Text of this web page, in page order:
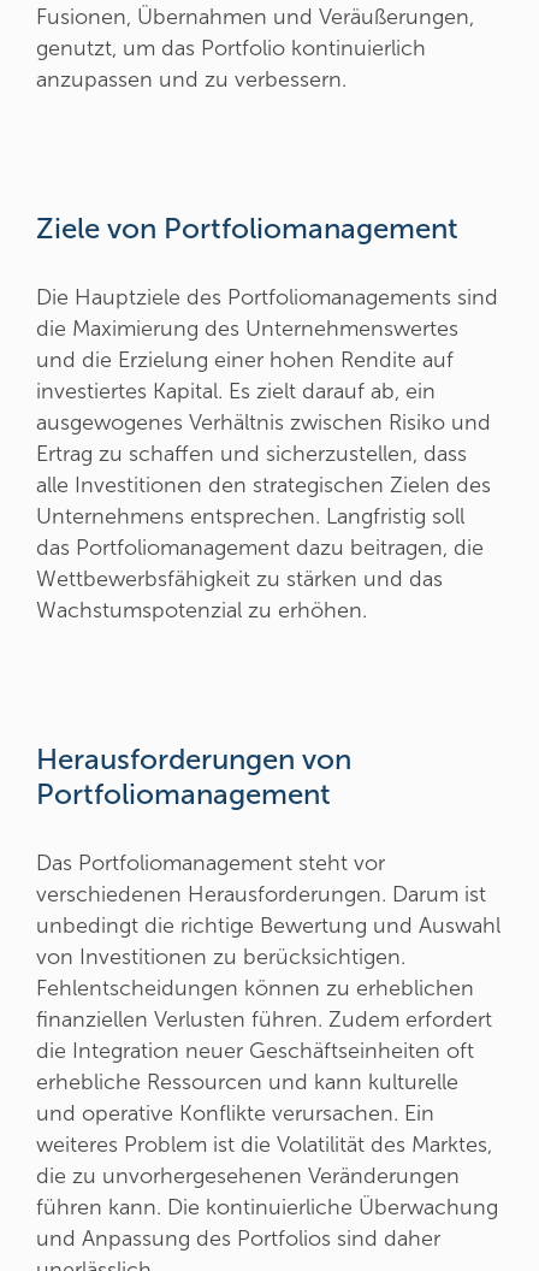
Fusionen, Übernahmen und Veräußerungen,
genutzt, um das Portfolio kontinuierlich
anzupassen und zu verbessern.
Ziele von Portfoliomanagement
Die Hauptziele des Portfoliomanagements sind
die Maximierung des Unternehmenswertes
und die Erzielung einer hohen Rendite auf
investiertes Kapital. Es zielt darauf ab, ein
ausgewogenes Verhältnis zwischen Risiko und
Ertrag zu schaffen und sicherzustellen, dass
alle Investitionen den strategischen Zielen des
Unternehmens entsprechen. Langfristig soll
das Portfoliomanagement dazu beitragen, die
Wettbewerbsfähigkeit zu stärken und das
Wachstumspotenzial zu erhöhen.
Herausforderungen von
Portfoliomanagement
Das Portfoliomanagement steht vor
verschiedenen Herausforderungen. Darum ist
unbedingt die richtige Bewertung und Auswahl
von Investitionen zu berücksichtigen.
Fehlentscheidungen können zu erheblichen
finanziellen Verlusten führen. Zudem erfordert
die Integration neuer Geschäftseinheiten oft
erhebliche Ressourcen und kann kulturelle
und operative Konflikte verursachen. Ein
weiteres Problem ist die Volatilität des Marktes,
die zu unvorhergesehenen Veränderungen
führen kann. Die kontinuierliche Überwachung
und Anpassung des Portfolios sind daher